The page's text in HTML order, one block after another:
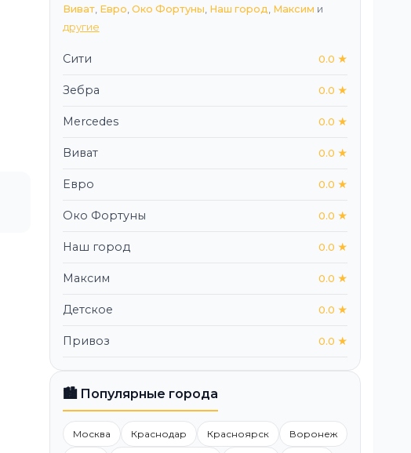
Виват, Евро, Око Фортуны, Наш город, Максим и
другие
Сити 0.0 ★
Зебра 0.0 ★
Mercedes 0.0 ★
Виват 0.0 ★
Евро 0.0 ★
Око Фортуны 0.0 ★
Наш город 0.0 ★
Максим 0.0 ★
Детское 0.0 ★
Привоз 0.0 ★
🏙️ Популярные города
Москва Краснодар Красноярск Воронеж